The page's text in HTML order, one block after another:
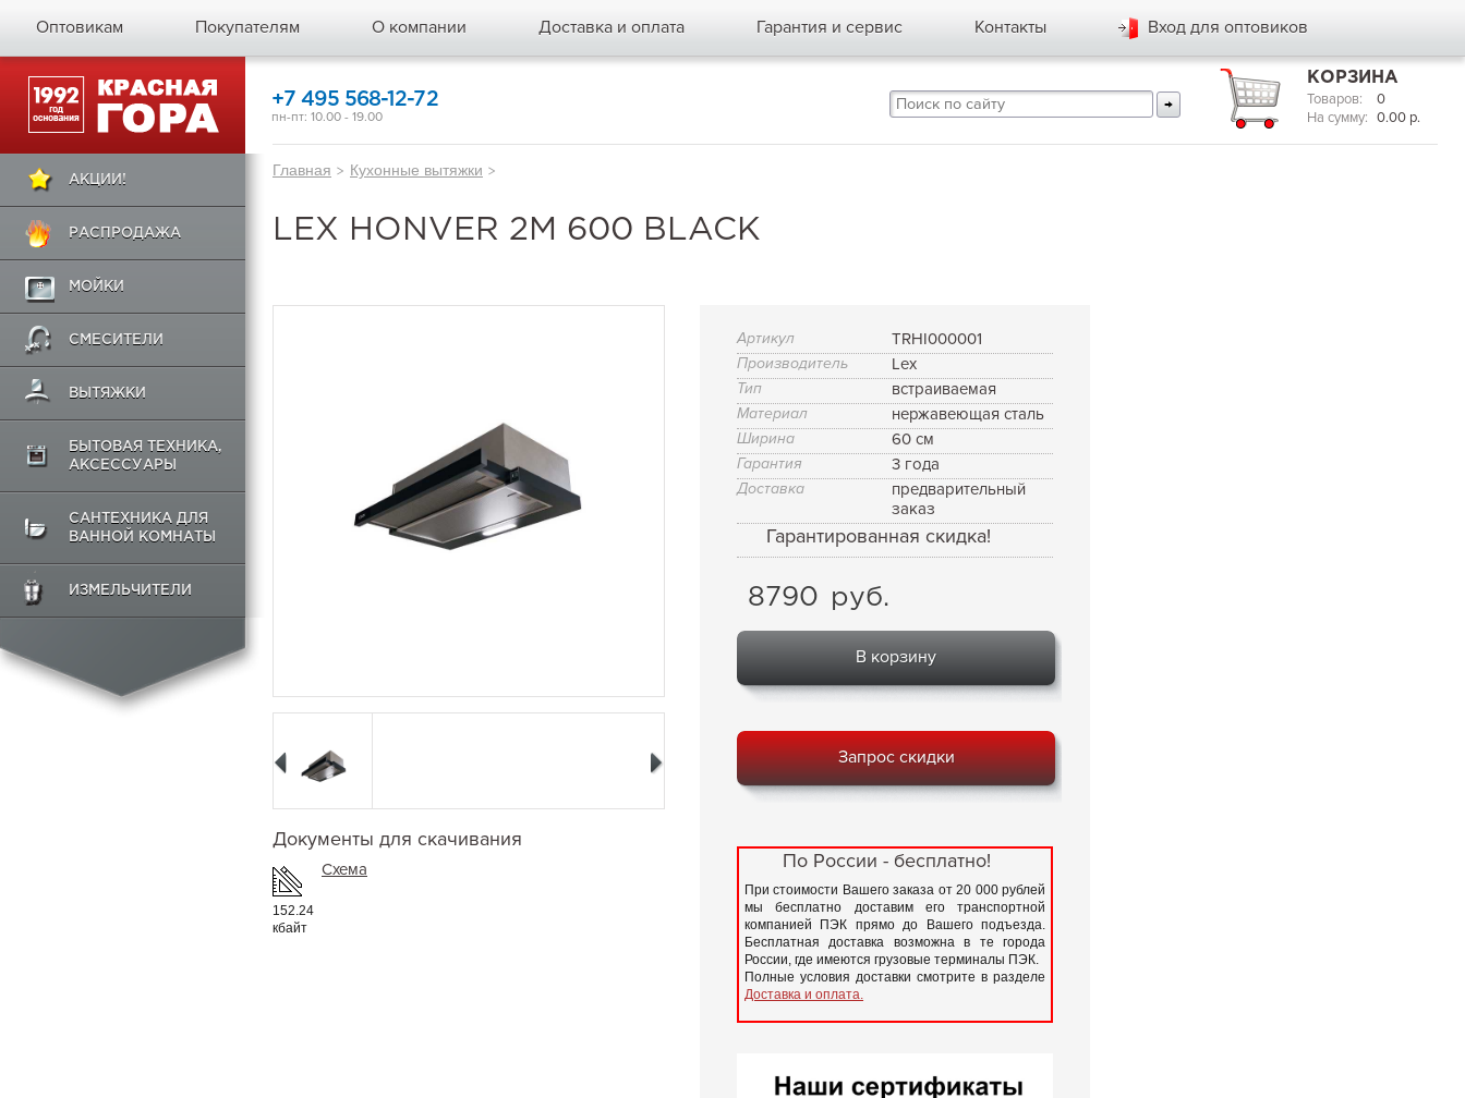
Оптовикам Покупателям О компании Доставка и оплата Гарантия и сервис Контакты Вход для оптовиков
АКЦИИ!
РАСПРОДАЖА
МОЙКИ
СМЕСИТЕЛИ
ВЫТЯЖКИ
БЫТОВАЯ ТЕХНИКА,
АКСЕССУАРЫ
САНТЕХНИКА ДЛЯ
ВАННОЙ КОМНАТЫ
ИЗМЕЛЬЧИТЕЛИ
+7 495 568-12-72
пн-пт: 10.00 - 19.00
КОРЗИНА
Товаров:
0
На сумму: 0.00 р.
Главная > Кухонные вытяжки >
LEX HONVER 2M 600 BLACK
Документы для скачивания
152.24
кбайт
Схема
Артикул TRHI000001
Производитель Lex
Тип встраиваемая
Материал нержавеющая сталь
Ширина 60 см
Гарантия 3 года
Доставка
предварительный
заказ
Гарантированная скидка!
8790 руб.
В корзину
Запрос скидки
По России - бесплатно!
При стоимости Вашего заказа от 20 000 рублей
мы бесплатно доставим его транспортной
компанией ПЭК прямо до Вашего подъезда.
Бесплатная доставка возможна в те города
России, где имеются грузовые терминалы ПЭК.
Полные условия доставки смотрите в разделе
Доставка и оплата.